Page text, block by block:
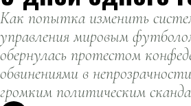
Как попытка изменить
управления мировым
обернулась протестом
обвинениями в
громким политическим